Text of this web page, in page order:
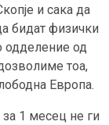
и сака да
бидат физички
одделение од
тоа,
Европа.
за 1 месец не ги